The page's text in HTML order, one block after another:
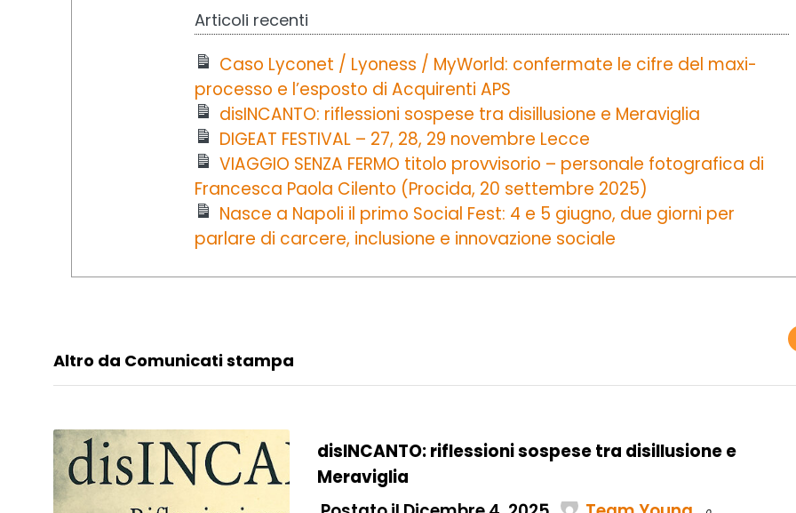
Articoli recenti
Caso Lyconet / Lyoness / MyWorld: confermate le cifre del maxi-
processo e l’esposto di Acquirenti APS
disINCANTO: riflessioni sospese tra disillusione e Meraviglia
DIGEAT FESTIVAL – 27, 28, 29 novembre Lecce
VIAGGIO SENZA FERMO titolo provvisorio – personale fotografica di
Francesca Paola Cilento (Procida, 20 settembre 2025)
Nasce a Napoli il primo Social Fest: 4 e 5 giugno, due giorni per
parlare di carcere, inclusione e innovazione sociale
Altro da Comunicati stampa
disINCANTO: riflessioni sospese tra disillusione e
Meraviglia